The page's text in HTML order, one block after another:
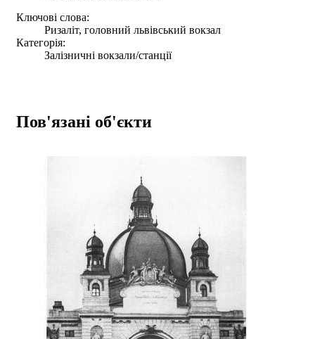
Ключові слова:
Ризаліт, головний львівський вокзал
Категорія:
Залізничні вокзали/станції
Пов'язані об'єкти